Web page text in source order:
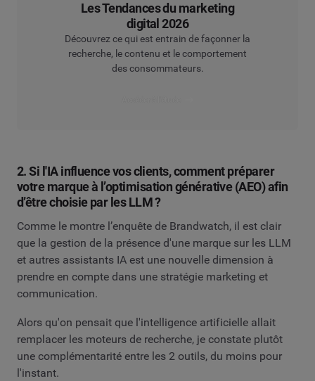
Les Tendances du marketing
digital 2026
Découvrez ce qui est entrain de façonner la
recherche, le contenu et le comportement
des consommateurs.
2. Si l'IA influence vos clients, comment préparer
votre marque à l’optimisation générative (AEO) afin
d’être choisie par les LLM ?
Comme le montre l’enquête de Brandwatch, il est clair
que la gestion de la présence d'une marque sur les LLM
et autres assistants IA est une nouvelle dimension à
prendre en compte dans une stratégie marketing et
communication.
Alors qu'on pensait que l'intelligence artificielle allait
remplacer les moteurs de recherche, je constate plutôt
une complémentarité entre les 2 outils, du moins pour
l'instant.